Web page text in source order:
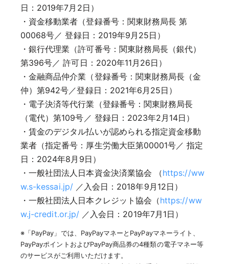
日：2019年7月2日）
・資金移動業者（登録番号：関東財務局長 第
00068号／ 登録日：2019年9月25日）
・銀行代理業（許可番号：関東財務局長（銀代）
第396号／ 許可日：2020年11月26日）
・金融商品仲介業（登録番号：関東財務局長（金
仲）第942号／登録日：2021年6月25日）
・電子決済等代行業（登録番号：関東財務局長
（電代）第109号／ 登録日：2023年2月14日）
・賃金のデジタル払いが認められる指定資金移動
業者（指定番号：厚生労働大臣第00001号／ 指定
日：2024年8月9日）
・一般社団法人日本資金決済業協会 （https://ww
w.s-kessai.jp/／入会日：2018年9月12日）
・一般社団法人日本クレジット協会（https://ww
w.j-credit.or.jp/ ／入会日：2019年7月1日）
※「PayPay」では、PayPayマネーとPayPayマネーライト、
PayPayポイントおよびPayPay商品券の4種類の電子マネー等
のサービスがご利用いただけます。